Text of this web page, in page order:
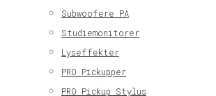
Subwoofere PA
Studiemonitorer
Lyseffekter
PRO Pickupper
PRO Pickup Stylus